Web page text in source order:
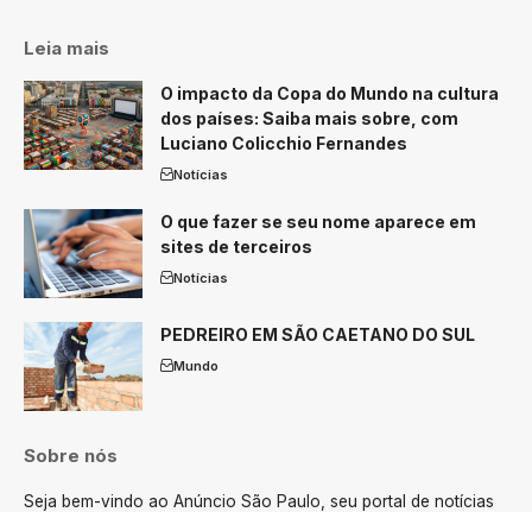
Leia mais
O impacto da Copa do Mundo na cultura
dos países: Saiba mais sobre, com
Luciano Colicchio Fernandes
Notícias
O que fazer se seu nome aparece em
sites de terceiros
Notícias
PEDREIRO EM SÃO CAETANO DO SUL
Mundo
Sobre nós
Seja bem-vindo ao Anúncio São Paulo, seu portal de notícias